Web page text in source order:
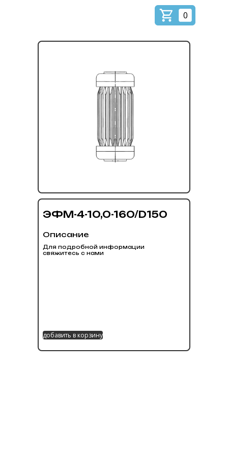
0
ЭФМ-4-10,0-160/D150
Описание
Для подробной информации
свяжитесь с нами
добавить в корзину